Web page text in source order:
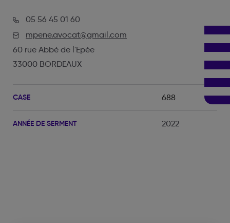
05 56 45 01 60
mpene.avocat@gmail.com
60 rue Abbé de l'Epée
33000 BORDEAUX
CASE 688
ANNÉE DE SERMENT 2022